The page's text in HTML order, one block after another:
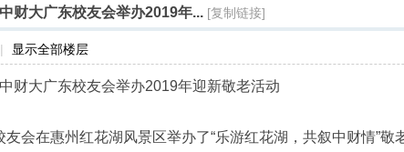
大广东校友会举办2019年... [复制链接]
| 显示全部楼层
大广东校友会举办2019年迎新敬老活动
会在惠州红花湖风景区举办了“乐游红花湖，共叙中财情”